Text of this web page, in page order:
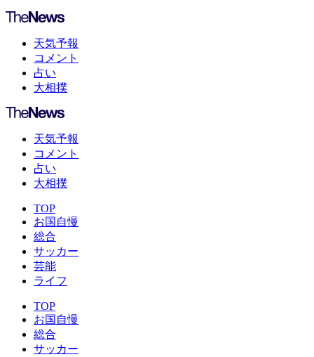
天気予報
コメント
占い
大相撲
天気予報
コメント
占い
大相撲
TOP
お国自慢
総合
サッカー
芸能
ライフ
TOP
お国自慢
総合
サッカー